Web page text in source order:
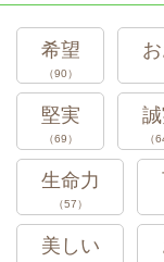
希望
（90）
堅実
（69） （
生命力
（57）
美しい